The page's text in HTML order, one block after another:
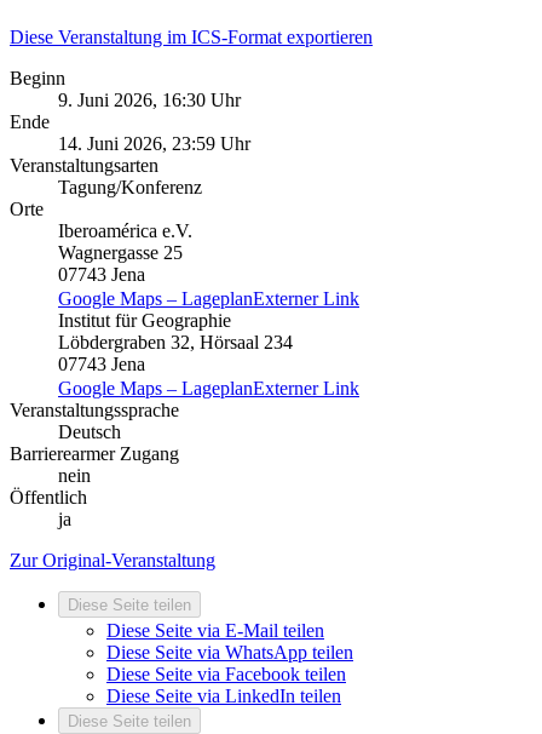
Diese Veranstaltung im ICS-Format exportieren
Beginn
9. Juni 2026, 16:30 Uhr
Ende
14. Juni 2026, 23:59 Uhr
Veranstaltungsarten
Tagung/Konferenz
Orte
Iberoamérica e.V.
Wagnergasse 25
07743 Jena
Google Maps – LageplanExterner Link
Institut für Geographie
Löbdergraben 32, Hörsaal 234
07743 Jena
Google Maps – LageplanExterner Link
Veranstaltungssprache
Deutsch
Barrierearmer Zugang
nein
Öffentlich
ja
Zur Original-Veranstaltung
Diese Seite teilen
Diese Seite via E-Mail teilen
Diese Seite via WhatsApp teilen
Diese Seite via Facebook teilen
Diese Seite via LinkedIn teilen
Diese Seite teilen